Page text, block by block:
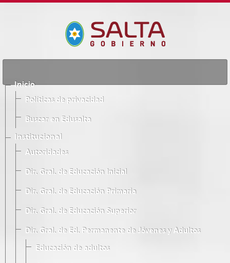
Inicio
Políticas de privacidad
Buscar en Edusalta
Institucional
Autoridades
Dir. Gral. de Educación Inicial
Dir. Gral. de Educación Primaria
Dir. Gral. de Educación Superior
Dir. Gral. de Ed. Permanente de Jóvenes y Adultos
Educación de adultos